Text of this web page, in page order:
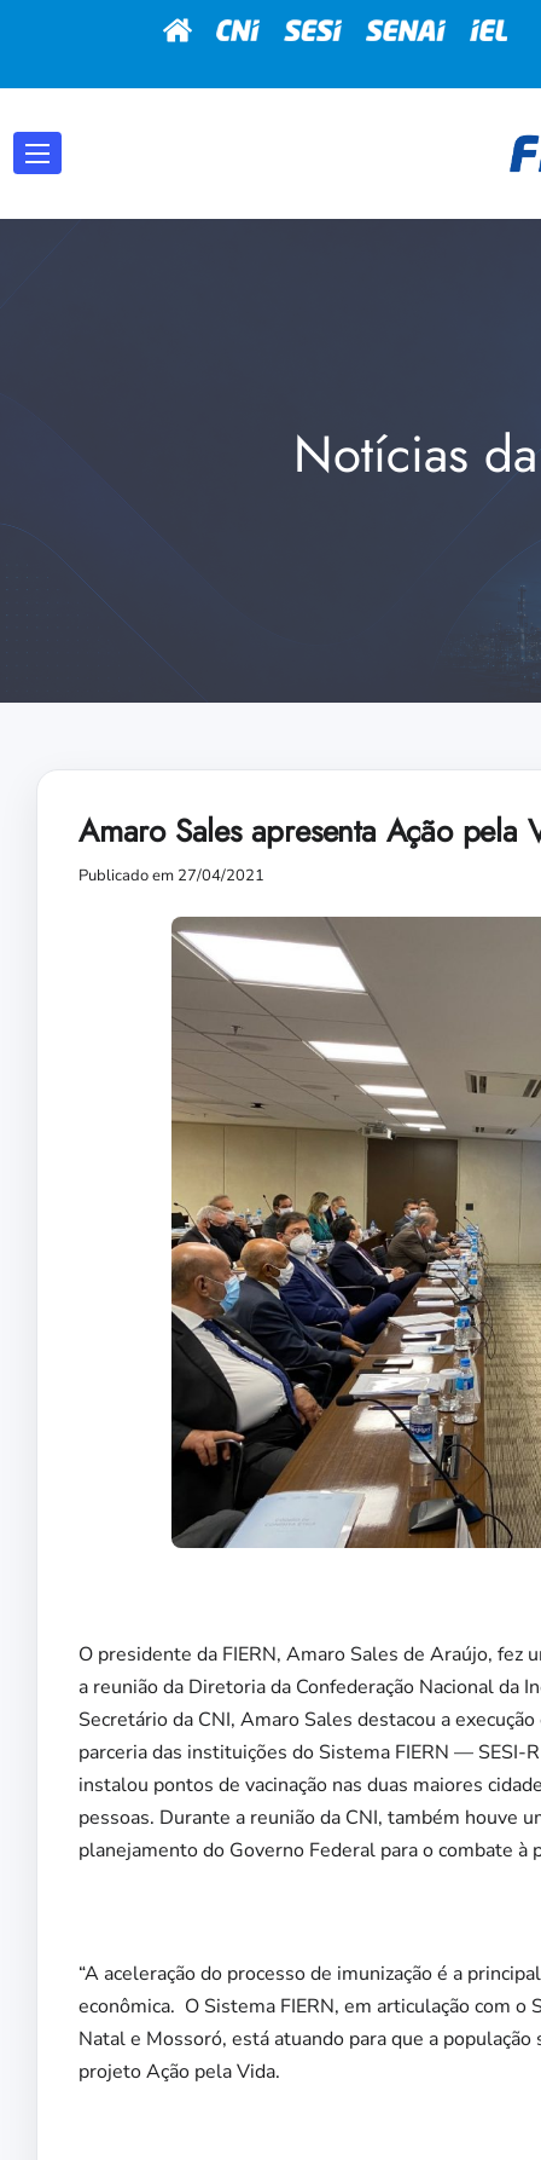
Notícias
Amaro Sales apresenta Ação
Publicado em 27/04/2021
O presidente da FIERN, Amaro Sales de Araújo, fez
a reunião da Diretoria da Confederação Nacional da
Secretário da CNI, Amaro Sales destacou a
parceria das instituições do Sistema FIERN —
instalou pontos de vacinação nas duas maiores
pessoas. Durante a reunião da CNI, também houve
planejamento do Governo Federal para o combate à
“A aceleração do processo de imunização é a
econômica. O Sistema FIERN, em articulação com o
Natal e Mossoró, está atuando para que a
projeto Ação pela Vida.